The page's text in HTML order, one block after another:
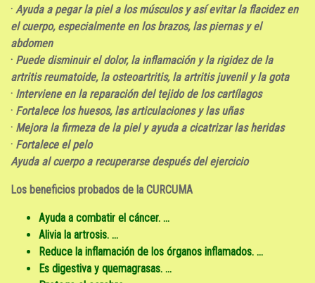
· Ayuda a pegar la piel a los músculos y así evitar la flacidez en
el cuerpo, especialmente en los brazos, las piernas y el
abdomen
· Puede disminuir el dolor, la inflamación y la rigidez de la
artritis reumatoide, la osteoartritis, la artritis juvenil y la gota
· Interviene en la reparación del tejido de los cartílagos
· Fortalece los huesos, las articulaciones y las uñas
· Mejora la firmeza de la piel y ayuda a cicatrizar las heridas
· Fortalece el pelo
Ayuda al cuerpo a recuperarse después del ejercicio
Los beneficios probados de la CURCUMA
Ayuda a combatir el cáncer. ...
Alivia la artrosis. ...
Reduce la inflamación de los órganos inflamados. ...
Es digestiva y quemagrasas. ...